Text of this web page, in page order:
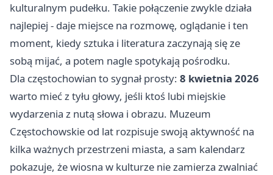
kulturalnym pudełku. Takie połączenie zwykle działa
najlepiej - daje miejsce na rozmowę, oglądanie i ten
moment, kiedy sztuka i literatura zaczynają się ze
sobą mijać, a potem nagle spotykają pośrodku.
Dla częstochowian to sygnał prosty: 8 kwietnia 2026
warto mieć z tyłu głowy, jeśli ktoś lubi miejskie
wydarzenia z nutą słowa i obrazu. Muzeum
Częstochowskie od lat rozpisuje swoją aktywność na
kilka ważnych przestrzeni miasta, a sam kalendarz
pokazuje, że wiosna w kulturze nie zamierza zwalniać